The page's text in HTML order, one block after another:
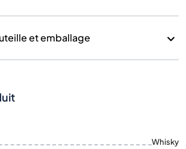
et emballage
Whisky